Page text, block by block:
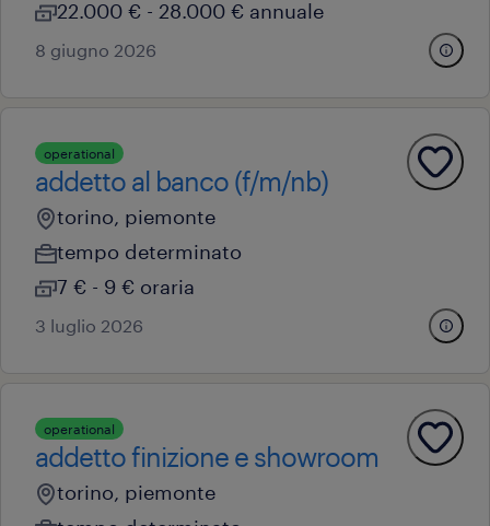
22.000 € - 28.000 € annuale
8 giugno 2026
operational
addetto al banco (f/m/nb)
torino, piemonte
tempo determinato
7 € - 9 € oraria
3 luglio 2026
operational
addetto finizione e showroom
torino, piemonte